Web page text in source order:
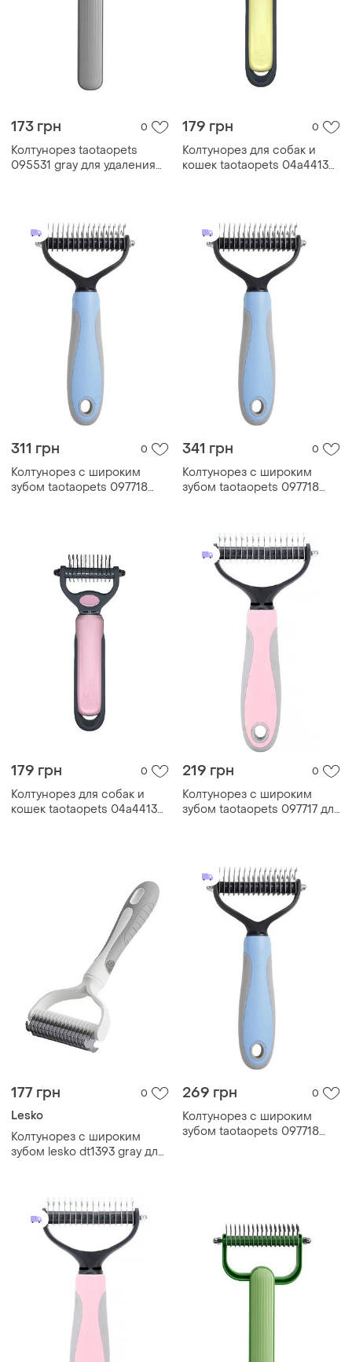
173 грн 0
Колтунорез taotaopets
095531 gray для удаления
179 грн 0
Колтунорез для собак и
кошек taotaopets 04a4413
311 грн 0
Колтунорез с широким
зубом taotaopets 097718
341 грн 0
Колтунорез с широким
зубом taotaopets 097718
179 грн 0
Колтунорез для собак и
кошек taotaopets 04a4413
219 грн 0
Колтунорез с широким
зубом taotaopets 097717 для
177 грн 0
Lesko
Колтунорез с широким
зубом lesko dt1393 gray для
269 грн 0
Колтунорез с широким
зубом taotaopets 097718